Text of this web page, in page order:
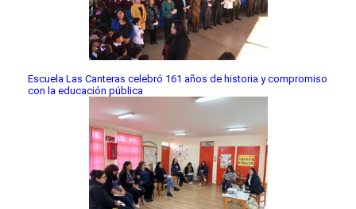
Escuela Las Canteras celebró 161 años de historia y compromiso
con la educación pública